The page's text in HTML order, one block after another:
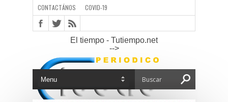
CONTACTÁNOS COVID-19
El tiempo - Tutiempo.net
-->